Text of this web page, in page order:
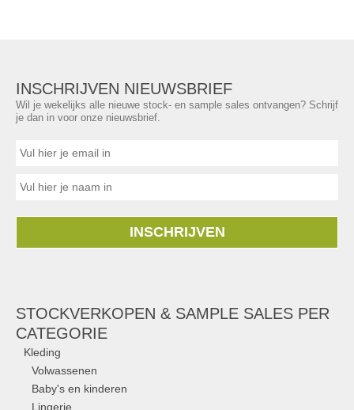
INSCHRIJVEN NIEUWSBRIEF
Wil je wekelijks alle nieuwe stock- en sample sales ontvangen? Schrijf
je dan in voor onze nieuwsbrief.
INSCHRIJVEN
STOCKVERKOPEN & SAMPLE SALES PER
CATEGORIE
Kleding
Volwassenen
Baby's en kinderen
Lingerie